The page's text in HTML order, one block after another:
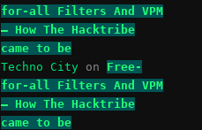
for-all Filters And VPM
– How The Hacktribe
came to be
Techno City on Free-
for-all Filters And VPM
– How The Hacktribe
came to be